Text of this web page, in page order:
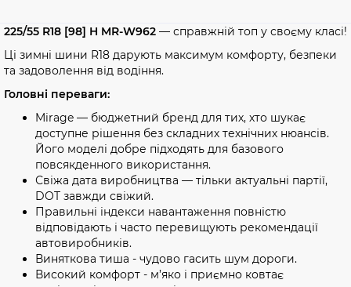
225/55 R18 [98] H MR-W962 — справжній топ у своєму класі!
Ці зимні шини R18 дарують максимум комфорту, безпеки
та задоволення від водіння.
Головні переваги:
Mirage — бюджетний бренд для тих, хто шукає
доступне рішення без складних технічних нюансів.
Його моделі добре підходять для базового
повсякденного використання.
Свіжа дата виробництва — тільки актуальні партії,
DOT завжди свіжий.
Правильні індекси навантаження повністю
відповідають і часто перевищують рекомендації
автовиробників.
Виняткова тиша - чудово гасить шум дороги.
Високий комфорт - м’яко і приємно ковтає